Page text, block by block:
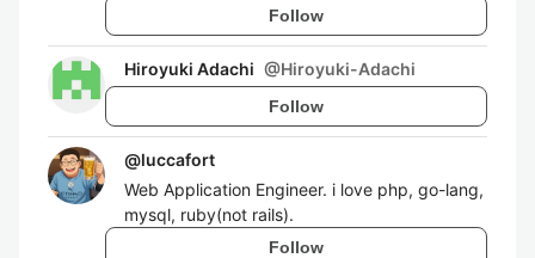
Follow
Hiroyuki Adachi @Hiroyuki-Adachi
Follow
@luccafort
Web Application Engineer. i love php, go-lang,
mysql, ruby(not rails).
Follow